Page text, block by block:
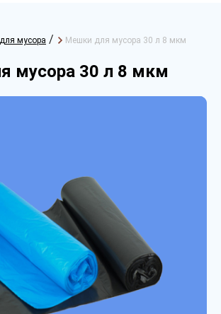
мусора / Мешки для мусора 30 л 8 мкм
мусора 30 л 8 мкм